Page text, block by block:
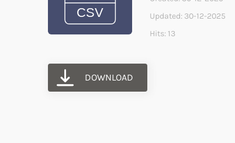
Updated: 30-12-2025
Hits: 13
DOWNLOAD